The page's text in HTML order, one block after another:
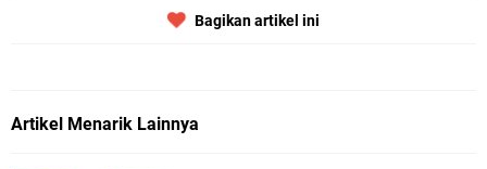
Bagikan artikel ini
Artikel Menarik Lainnya